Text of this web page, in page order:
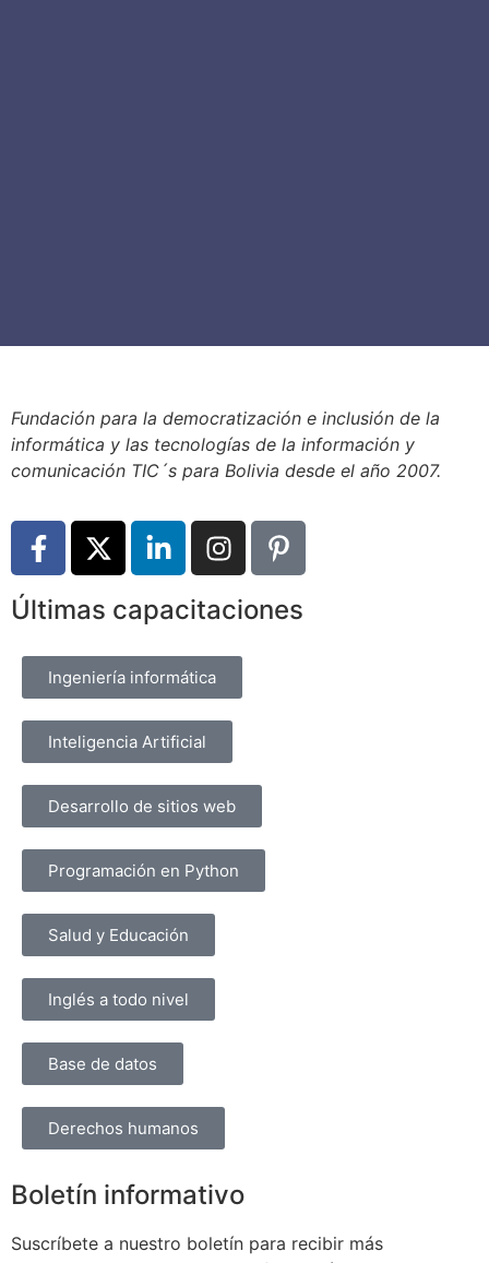
Fundación para la democratización e inclusión de la
informática y las tecnologías de la información y
comunicación TIC´s para Bolivia desde el año 2007.
Últimas capacitaciones
Ingeniería informática
Inteligencia Artificial
Desarrollo de sitios web
Programación en Python
Salud y Educación
Inglés a todo nivel
Base de datos
Derechos humanos
Boletín informativo
Suscríbete a nuestro boletín para recibir más